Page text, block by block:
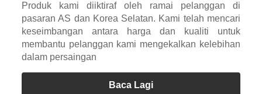
Produk kami diiktiraf oleh ramai pelanggan di
pasaran AS dan Korea Selatan. Kami telah mencari
keseimbangan antara harga dan kualiti untuk
membantu pelanggan kami mengekalkan kelebihan
dalam persaingan
Baca Lagi